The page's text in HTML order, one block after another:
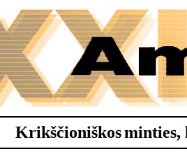
Krikščioniškosminties,